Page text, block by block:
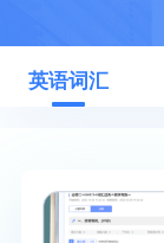
英语词汇